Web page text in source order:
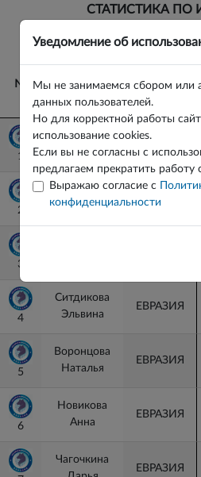
Уведомление об
Мы не занимаемся сбором или
данных пользователей.
Но для корректной работы
использование cookies.
Если вы не согласны с
предлагаем прекратить работу
Выражаю согласие с
конфиденциальности
СТАТИСТИКА ПО
№ Игрок Команда
№ Игрок Команда
1
Мартыненко
Мария
2
Панфилова
Анастасия
ЕВРАЗИЯ
3
4
Ситдикова
Эльвина
ЕВРАЗИЯ
5
Воронцова
Наталья
ЕВРАЗИЯ
6
Новикова
Анна
ЕВРАЗИЯ
Чагочкина
ЕВРАЗИЯ
№
1
2
3
4
5
6